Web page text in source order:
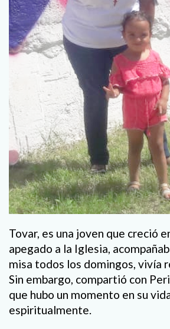
Tovar, es una joven que creció
apegado a la Iglesia,
misa todos los domingos, vivía
Sin embargo, compartió con
que hubo un momento en su
espiritualmente.